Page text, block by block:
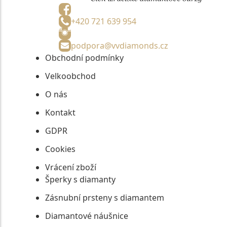
+420 721 639 954
podpora@vvdiamonds.cz
Obchodní podmínky
Velkoobchod
O nás
Kontakt
GDPR
Cookies
Vrácení zboží
Šperky s diamanty
Zásnubní prsteny s diamantem
Diamantové náušnice